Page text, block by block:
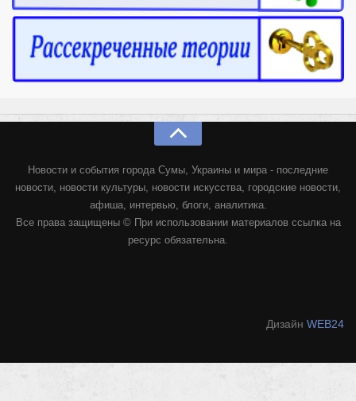
Новости и события города Сумы, Украины и мира - последние
новости, новости культуры, новости искусства, городские новости,
афиша, интервью, блоги, аналитика.
Все права защищены © При использовании материалов ссылка на
ресурс обязательна.
Дизайн WEB24